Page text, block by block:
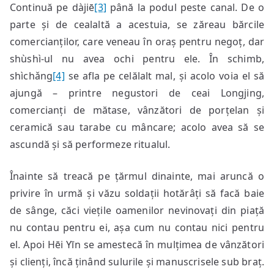
Continuă pe dàjiē[3] până la podul peste canal. De o
parte și de cealaltă a acestuia, se zăreau bărcile
comercianților, care veneau în oraș pentru negoț, dar
shùshì-ul nu avea ochi pentru ele. În schimb,
shìchǎng[4] se afla pe celălalt mal, și acolo voia el să
ajungă – printre negustori de ceai Longjing,
comercianți de mătase, vânzători de porțelan și
ceramică sau tarabe cu mâncare; acolo avea să se
ascundă și să performeze ritualul.
Înainte să treacă pe țărmul dinainte, mai aruncă o
privire în urmă și văzu soldații hotărâți să facă baie
de sânge, căci viețile oamenilor nevinovați din piață
nu contau pentru ei, așa cum nu contau nici pentru
el. Apoi Hēi Yīn se amestecă în mulțimea de vânzători
și clienți, încă ținând sulurile și manuscrisele sub braț.